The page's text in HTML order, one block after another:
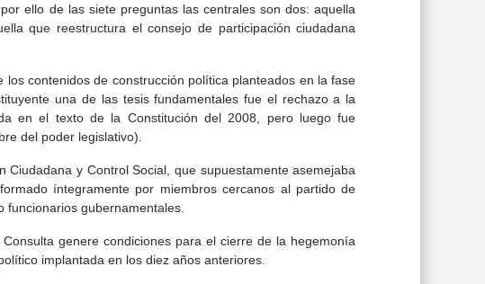
ello de las siete preguntas las centrales son dos: aquella
que reestructura el consejo de participación ciudadana
contenidos de construcción política planteados en la fase
una de las tesis fundamentales fue el rechazo a la
en el texto de la Constitución del 2008, pero luego fue
del poder legislativo).
y Control Social, que supuestamente asemejaba
íntegramente por miembros cercanos al partido de
gubernamentales.
genere condiciones para el cierre de la hegemonía
implantada en los diez años anteriores.